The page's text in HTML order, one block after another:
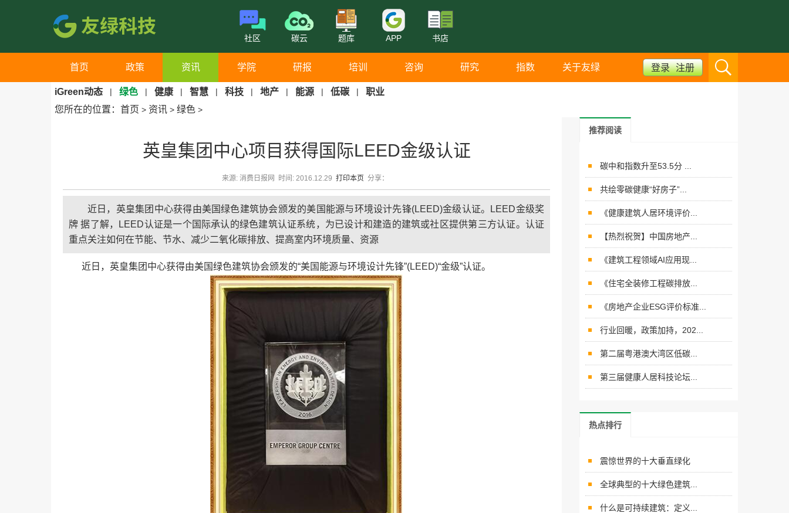
社区 碳云 题库 APP 书店
首页 政策 资讯 学院 研报 培训 咨询 研究 指数 关于友绿 登录 注册
iGreen动态 | 绿色 | 健康 | 智慧 | 科技 | 地产 | 能源 | 低碳 |
职业
您所在的位置： 首页 > 资讯 > 绿色 >
英皇集团中心项目获得国际LEED金级认证
来源: 消费日报网 时间: 2016.12.29 打印本页 分享：
近日，英皇集团中心获得由美国绿色建筑协会颁发的美国能源与环境设计先锋(LEED)金级认证。LEED金级奖
牌 据了解，LEED认证是一个国际承认的绿色建筑认证系统，为已设计和建造的建筑或社区提供第三方认证。认证
重点关注如何在节能、节水、减少二氧化碳排放、提高室内环境质量、资源
近日，英皇集团中心获得由美国绿色建筑协会颁发的“美国能源与环境设计先锋”(LEED)“金级”认证。
推荐阅读
碳中和指数升至53.5分 ...
共绘零碳健康“好房子”...
《健康建筑人居环境评价...
【热烈祝贺】中国房地产...
《建筑工程领域AI应用现...
《住宅全装修工程碳排放...
《房地产企业ESG评价标准...
行业回暖，政策加持，202...
第二届粤港澳大湾区低碳...
第三届健康人居科技论坛...
热点排行
震惊世界的十大垂直绿化
全球典型的十大绿色建筑...
什么是可持续建筑：定义...